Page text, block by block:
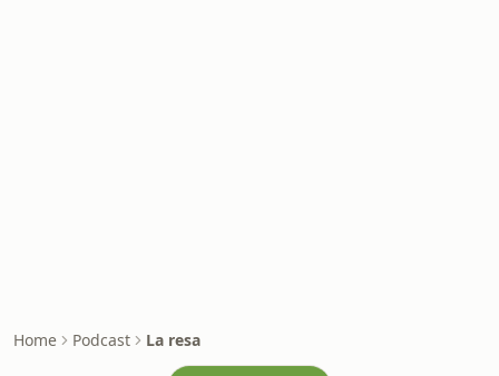
Home Podcast La resa